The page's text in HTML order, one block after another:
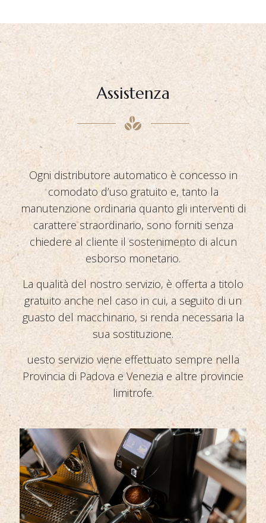
Assistenza
Ogni distributore automatico è concesso in
comodato d’uso gratuito e, tanto la
manutenzione ordinaria quanto gli interventi di
carattere straordinario, sono forniti senza
chiedere al cliente il sostenimento di alcun
esborso monetario.
La qualità del nostro servizio, è offerta a titolo
gratuito anche nel caso in cui, a seguito di un
guasto del macchinario, si renda necessaria la
sua sostituzione.
uesto servizio viene effettuato sempre nella
Provincia di Padova e Venezia e altre provincie
limitrofe.